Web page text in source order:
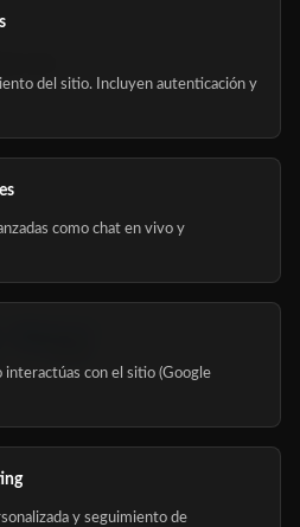
del sitio. Incluyen autenticación y
como chat en vivo y
interactúas con el sitio (Google
y seguimiento de